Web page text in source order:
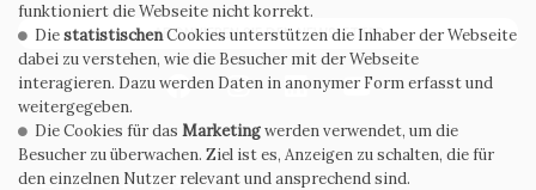
ABONNIEREN SIE DEN NEWSLETTER
funktioniert die Webseite nicht korrekt.
DiestatistischenCookies unterstützen die Inhaber der Webseite
dabei zu verstehen, wie die Besucher mit der Webseite
interagieren. Dazu werden Daten in anonymer Form erfasst und
weitergegeben.
Die Cookies für das Marketingwerden verwendet, um die
Besucher zu überwachen. Ziel ist es, Anzeigen zu schalten, die für
den einzelnen Nutzer relevant und ansprechend sind.